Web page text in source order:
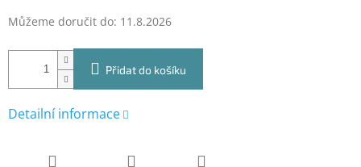
Můžeme doručit do: 11.8.2026
Přidat do košíku
Detailní informace